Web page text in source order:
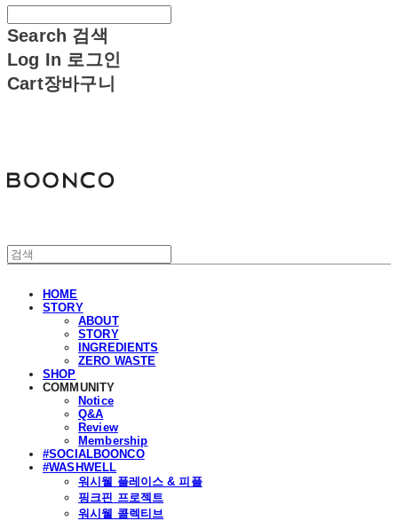
Search 검색
Log In 로그인
Cart장바구니
HOME
STORY
ABOUT
STORY
INGREDIENTS
ZERO WASTE
SHOP
COMMUNITY
Notice
Q&A
Review
Membership
#SOCIALBOONCO
#WASHWELL
워시웰 플레이스 & 피플
핑크핀 프로젝트
워시웰 콜렉티브